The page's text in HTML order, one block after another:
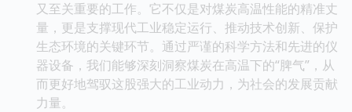
又至关重要的工作。它不仅是对煤炭高温性能的精准丈
量，更是支撑现代工业稳定运行、推动技术创新、保护
生态环境的关键环节。通过严谨的科学方法和先进的仪
器设备，我们能够深刻洞察煤炭在高温下的“脾气”，从
而更好地驾驭这股强大的工业动力，为社会的发展贡献
力量。